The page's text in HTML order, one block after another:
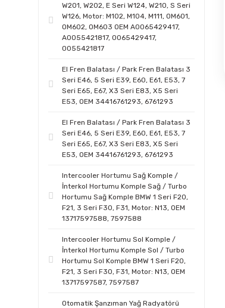
HERTH+BUSS (1)
Hitachi (1)
Victor Reinz (1)
W201, W202, E Seri W124, W210, S Seri
W126, Motor: M102, M104, M111, OM601,
OM602, OM603 OEM A0065429417,
A0055421817, 0065429417,
0055421817
El Fren Balatası / Park Fren Balatası 3
Seri E46, 5 Seri E39, E60, E61, E53, 7
Seri E65, E67, X3 Seri E83, X5 Seri
E53, OEM 34416761293, 6761293
El Fren Balatası / Park Fren Balatası 3
Seri E46, 5 Seri E39, E60, E61, E53, 7
Seri E65, E67, X3 Seri E83, X5 Seri
E53, OEM 34416761293, 6761293
Intercooler Hortumu Sağ Komple /
İnterkol Hortumu Komple Sağ / Turbo
Hortumu Sağ Komple BMW 1 Seri F20,
F21, 3 Seri F30, F31, Motor: N13, OEM
13717597588, 7597588
Intercooler Hortumu Sol Komple /
İnterkol Hortumu Komple Sol / Turbo
Hortumu Sol Komple BMW 1 Seri F20,
F21, 3 Seri F30, F31, Motor: N13, OEM
13717597587, 7597587
Otomatik Şanzıman Yağ Radyatörü